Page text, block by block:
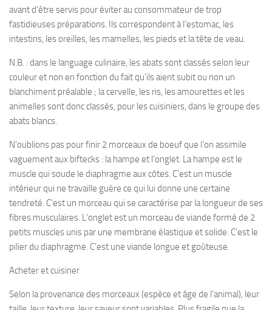
avant d’être servis pour éviter au consommateur de trop
fastidieuses préparations. Ils correspondent à l’estomac, les
intestins, les oreilles, les mamelles, les pieds et la tête de veau.
N.B. : dans le language culinaire, les abats sont classés selon leur
couleur et non en fonction du fait qu’ils aient subit ou non un
blanchiment préalable ; la cervelle, les ris, les amourettes et les
animelles sont donc classés, pour les cuisiniers, dans le groupe des
abats blancs.
N’oublions pas pour finir 2 morceaux de boeuf que l’on assimile
vaguement aux biftecks : la hampe et l’onglet. La hampe est le
muscle qui soude le diaphragme aux côtes. C’est un muscle
intérieur qui ne travaille guère ce qui lui donne une certaine
tendreté. C’est un morceau qui se caractérise par la longueur de ses
fibres musculaires. L’onglet est un morceau de viande formé de 2
petits muscles unis par une membrane élastique et solide. C’est le
pilier du diaphragme. C’est une viande longue et goûteuse.
Acheter et cuisiner
Selon la provenance des morceaux (espèce et âge de l’animal), leur